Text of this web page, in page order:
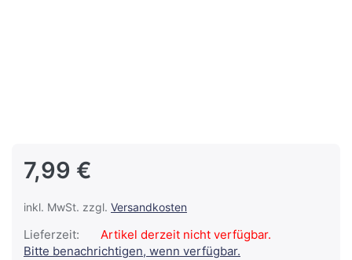
7,99 €
inkl. MwSt. zzgl. Versandkosten
Lieferzeit:
Artikel derzeit nicht verfügbar.
Bitte benachrichtigen, wenn verfügbar.